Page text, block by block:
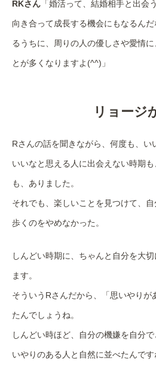
RKさん 「婚活って、結婚相手と出会
向き合って成長する機会にもなるん
るうちに、周りの人の優しさや愛情
とが多くなりますよ(^^)」
リョージ
Rさんの話を聞きながら、何度も、い
いいなと思える人に出会えない時期
も、ありました。
それでも、楽しいことを見つけて、自
歩くのをやめなかった。
しんどい時期に、ちゃんと自分を大
ます。
そういうRさんだから、「思いやりが
たんでしょうね。
しんどい時ほど、自分の機嫌を自分
いやりのある人と自然に並べたんです